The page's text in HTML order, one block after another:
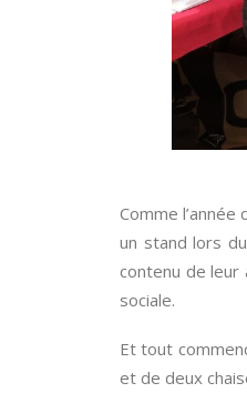
Comme
un stand lors
contenu de leur
sociale.
Et tout
et de deux